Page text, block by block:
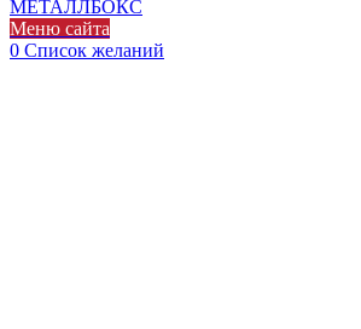
Меню сайта
0 Список желаний